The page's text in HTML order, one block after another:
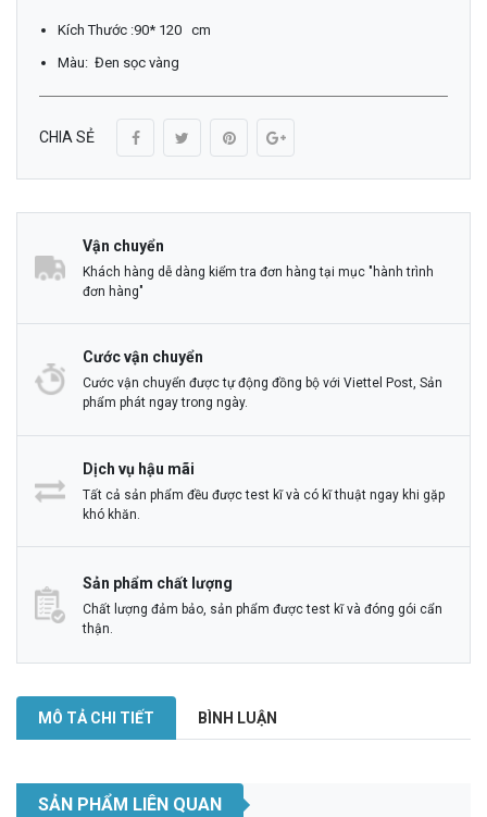
Kích Thước :90* 120 cm
Màu: Đen sọc vàng
CHIA SẺ
Vận chuyển
Khách hàng dễ dàng kiểm tra đơn hàng tại mục "hành trình
đơn hàng"
Cước vận chuyển
Cước vận chuyển được tự động đồng bộ với Viettel Post, Sản
phẩm phát ngay trong ngày.
Dịch vụ hậu mãi
Tất cả sản phẩm đều được test kĩ và có kĩ thuật ngay khi gặp
khó khăn.
Sản phẩm chất lượng
Chất lượng đảm bảo, sản phẩm được test kĩ và đóng gói cẩn
thận.
MÔ TẢ CHI TIẾT BÌNH LUẬN
SẢN PHẨM LIÊN QUAN